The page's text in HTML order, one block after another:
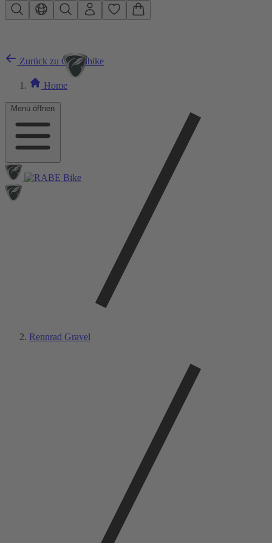
Zum Hauptinhalt springen
Menü öffnen
Zurück zu Gravelbike
Home
Rennrad Gravel